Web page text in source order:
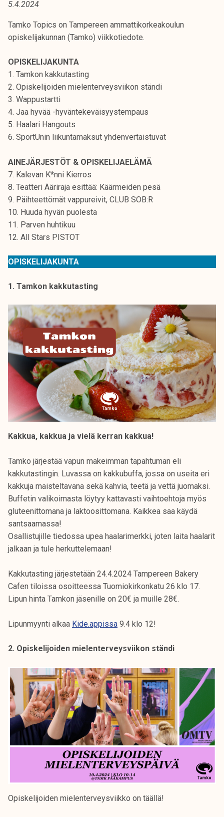
t
i
r
k
e
a
k
o
u
u
n
o
p
i
s
k
l
i
j
k
u
n
5.4.2024
Tamko Topics on Tampereen ammattikorkeakoulun
opiskelijakunnan (Tamko) viikkotiedote.
OPISKELIJAKUNTA
1. Tamkon kakkutasting
2. Opiskelijoiden mielenterveysviikon ständi
3. Wappustartti
4. Jaa hyvää -hyväntekeväisyystempaus
5. Haalari Hangouts
6. SportUnin liikuntamaksut yhdenvertaistuvat
AINEJÄRJESTÖT & OPISKELIJAELÄMÄ
7. Kalevan K*nni Kierros
8. Teatteri Ääriraja esittää: Käärmeiden pesä
9. Päihteettömät vappureivit, CLUB SOB:R
10. Huuda hyvän puolesta
11. Parven huhtikuu
12. All Stars PISTOT
OPISKELIJAKUNTA
1. Tamkon kakkutasting
Kakkua, kakkua ja vielä kerran kakkua!
Tamko järjestää vapun makeimman tapahtuman eli
kakkutastingin. Luvassa on kakkubuffa, jossa on useita eri
kakkuja maisteltavana sekä kahvia, teetä ja vettä juomaksi.
Buffetin valikoimasta löytyy kattavasti vaihtoehtoja myös
gluteenittomana ja laktoosittomana. Kaikkea saa käydä
santsaamassa!
Osallistujille tiedossa upea haalarimerkki, joten laita haalarit
jalkaan ja tule herkuttelemaan!
Kakkutasting järjestetään 24.4.2024 Tampereen Bakery
Cafen tiloissa osoitteessa Tuomiokirkonkatu 26 klo 17.
Lipun hinta Tamkon jäsenille on 20€ ja muille 28€.
Lipunmyynti alkaa Kide.appissa 9.4 klo 12!
2. Opiskelijoiden mielenterveysviikon ständi
Opiskelijoiden mielenterveysviikko on täällä!